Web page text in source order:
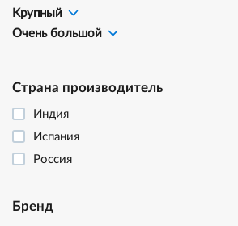
Крупный
Очень большой
Страна производитель
Индия
Испания
Россия
Бренд